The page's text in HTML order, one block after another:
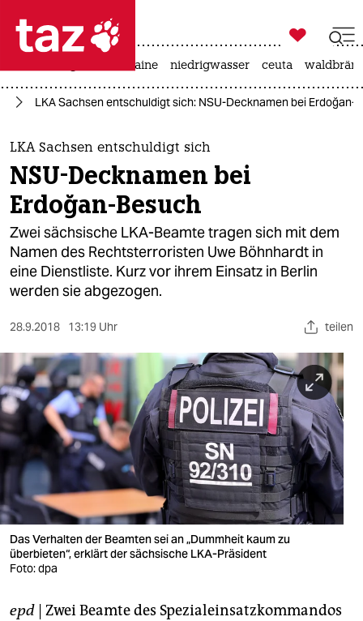
 taz zahl ich
taz zahl ich
themen
politik
öko
gesellschaft
kultur
sport
berlin
nord
wahrheit
verlag
verlag
veranstaltungen
shop
fragen & hilfe

taz zahl ich
krieg in der ukraine niedrigwasser ceuta
LKA Sachsen entschuldigt sich: NSU-Decknamen bei Erdoğan-
LKA Sachsen entschuldigt sich
NSU-Decknamen bei
Erdoğan-Besuch
Zwei sächsische LKA-Beamte tragen sich mit dem
Namen des Rechtsterroristen Uwe Böhnhardt in
eine Dienstliste. Kurz vor ihrem Einsatz in Berlin
werden sie abgezogen.
28.9.2018 13:19 Uhr teilen
Das Verhalten der Beamten sei an „Dummheit kaum zu
überbieten“, erklärt der sächsische LKA-Präsident
Foto: dpa
epd | Zwei Beamte des Spezialeinsatzkommandos